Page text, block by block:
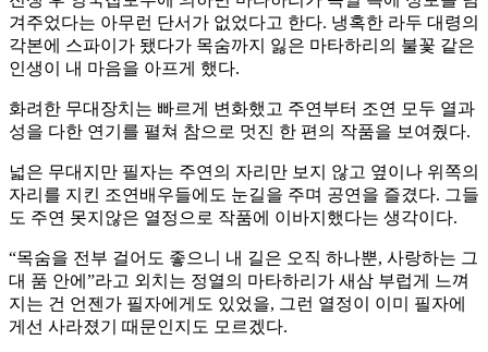
겨주었다는 아무런 단서가 없었다고 한다. 냉혹한 라두 대령의
각본에 스파이가 됐다가 목숨까지 잃은 마타하리의 불꽃 같은
인생이 내 마음을 아프게 했다.
화려한 무대장치는 빠르게 변화했고 주연부터 조연 모두 열과
성을 다한 연기를 펼쳐 참으로 멋진 한 편의 작품을 보여줬다.
넓은 무대지만 필자는 주연의 자리만 보지 않고 옆이나 위쪽의
자리를 지킨 조연배우들에도 눈길을 주며 공연을 즐겼다. 그들
도 주연 못지않은 열정으로 작품에 이바지했다는 생각이다.
“목숨을 전부 걸어도 좋으니 내 길은 오직 하나뿐, 사랑하는 그
대 품 안에”라고 외치는 정열의 마타하리가 새삼 부럽게 느껴
지는 건 언젠가 필자에게도 있었을, 그런 열정이 이미 필자에
게선 사라졌기 때문인지도 모르겠다.